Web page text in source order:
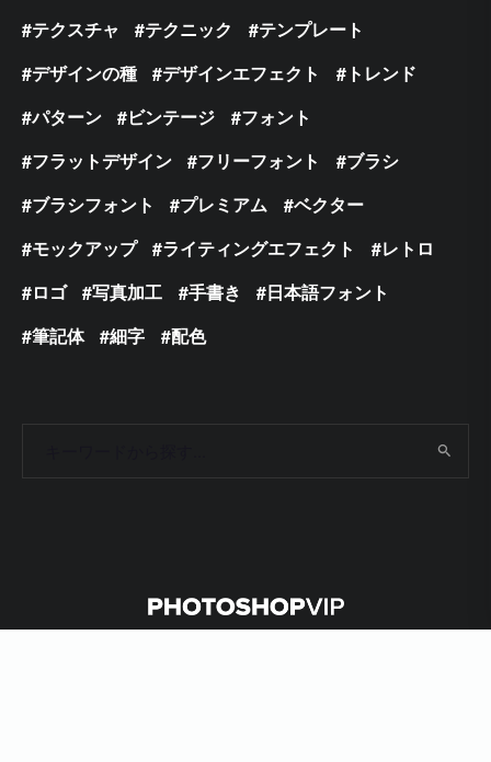
テクスチャ
テクニック
テンプレート
デザインの種
デザインエフェクト
トレンド
パターン
ビンテージ
フォント
フラットデザイン
フリーフォント
ブラシ
ブラシフォント
プレミアム
ベクター
モックアップ
ライティングエフェクト
レトロ
ロゴ
写真加工 手書き
日本語フォント
筆記体
細字 配色